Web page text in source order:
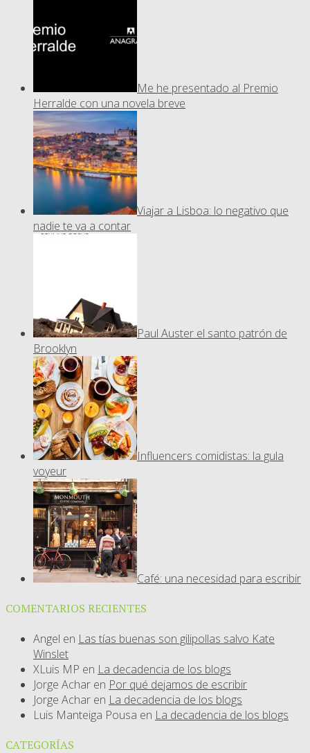
Me he presentado al Premio
Herralde con una novela breve
Viajar a Lisboa: lo negativo que
nadie te va a contar
Paul Auster el santo patrón de
Brooklyn
Influencers comidistas: la gula
voyeur
Café: una necesidad para escribir
COMENTARIOS RECIENTES
Angel en Las tías buenas son gilipollas salvo Kate
Winslet
XLuis MP en La decadencia de los blogs
Jorge Achar en Por qué dejamos de escribir
Jorge Achar en La decadencia de los blogs
Luis Manteiga Pousa en La decadencia de los blogs
CATEGORÍAS